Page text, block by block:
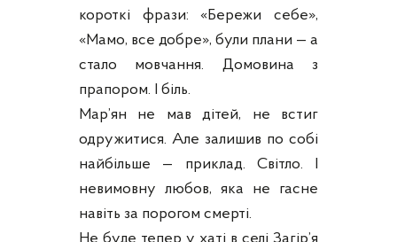
короткі фрази: «Бережи себе»,
«Мамо, все добре», були плани — а
стало мовчання. Домовина з
прапором. І біль.
Мар’ян не мав дітей, не встиг
одружитися. Але залишив по собі
найбільше — приклад. Світло. І
невимовну любов, яка не гасне
навіть за порогом смерті.
Не буде тепер у хаті в селі Загір’я